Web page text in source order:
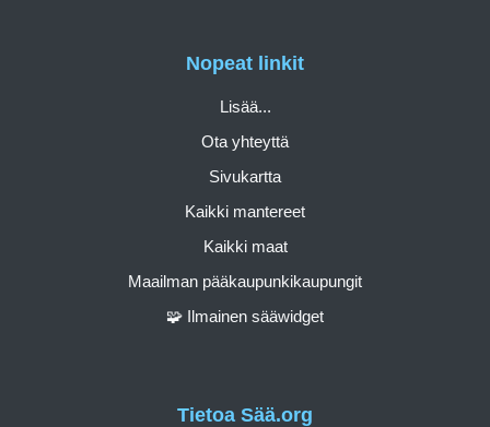
Tietoa Sää.org
Nopeat linkit
Lisää...
Ota yhteyttä
Sivukartta
Kaikki mantereet
Kaikki maat
Maailman pääkaupunkikaupungit
🧩 Ilmainen sääwidget